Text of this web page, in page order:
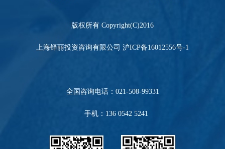
版权所有 Copyright(C)2016
上海铎丽投资咨询有限公司 沪ICP备16012556号-1
全国咨询电话： 021-508-99331
手机：136 0542 5241